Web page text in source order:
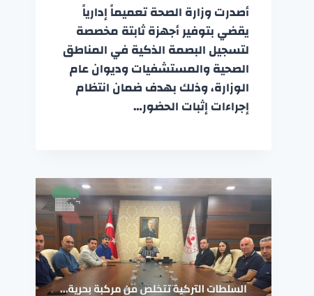
أصدرت وزارة الصحة تعميماً إدارياً
يقضي بتوفير أجهزة ثابتة مخصصة
لتسجيل البصمة الذكية في المناطق
الصحية والمستشفيات وديوان عام
الوزارة، وذلك بهدف ضمان انتظام
إجراءات إثبات الحضور…